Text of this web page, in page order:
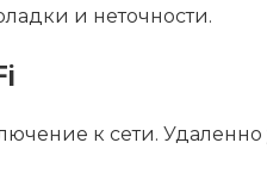
и неточности.
к сети.